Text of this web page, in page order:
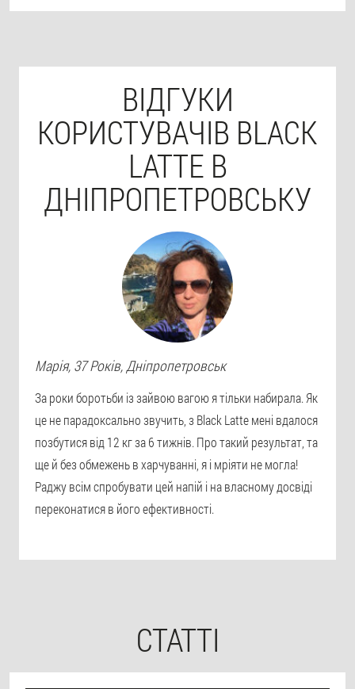
ВІДГУКИ
КОРИСТУВАЧІВ BLACK
LATTE В
ДНІПРОПЕТРОВСЬКУ
Марія, 37 Років,Дніпропетровськ
За роки боротьби із зайвою вагою я тільки набирала. Як
це не парадоксально звучить, з Black Latte мені вдалося
позбутися від 12 кг за 6 тижнів. Про такий результат, та
ще й без обмежень в харчуванні, я і мріяти не могла!
Раджу всім спробувати цей напій і на власному досвіді
переконатися в його ефективності.
СТАТТІ